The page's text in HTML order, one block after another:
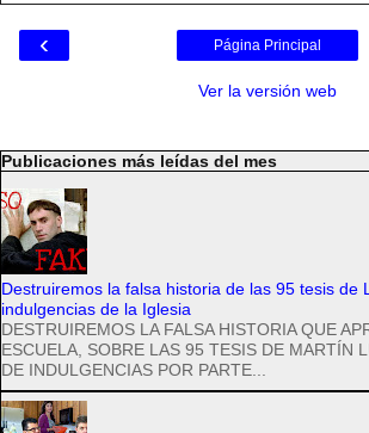
‹ Página Principal
Ver la versión web
Publicaciones más leídas del mes
Destruiremos la falsa historia de las 95 tesis de
indulgencias de la Iglesia
DESTRUIREMOS LA FALSA HISTORIA QUE
ESCUELA, SOBRE LAS 95 TESIS DE MARTÍN
DE INDULGENCIAS POR PARTE...